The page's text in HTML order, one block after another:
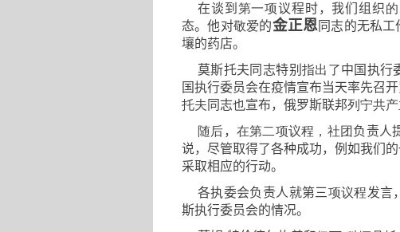
在谈到 第一项议程时，我们组织的
态。他对敬爱的金正恩同志的无私工
壤的药店。
莫斯托夫同志特别 指出了中国执行
国执行委员会在疫情宣布当天率先召
托夫 同志也宣布， 俄罗斯联邦列宁共
随后， 在第二项议程 ， 社团 负责人
说，尽管取得了各种成功，例如我们
采取相应的行动。
各执委会负责人就第三项议程发言，
斯执行委员会的情况。